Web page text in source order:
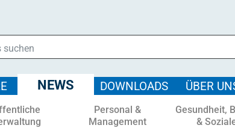
NEWS DOWNLOADS ÜBER
Personal &
Management
Gesundheit,
&